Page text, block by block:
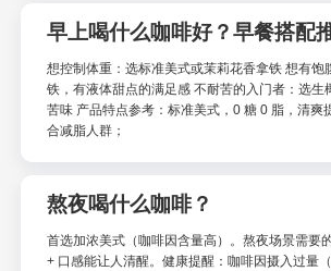
早上喝什么咖啡好？早餐搭配
想控制体重：选标准美式或茉莉花香拿铁 想有饱
铁，有液体甜点的满足感 不耐苦的入门者：选生
苦味 产品特点参考：标准美式，0 糖 0 脂，清爽
合减脂人群；
熬夜喝什么咖啡？
首选加浓美式（咖啡因含量高）。熬夜场景需要
+ 口感能让人清醒。健康提醒：咖啡因摄入过量